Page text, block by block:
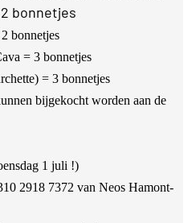
bonnetjes
bonnetjes
= 3 bonnetjes
= 3 bonnetjes
bijgekocht worden aan de
1 juli !)
2918 7372 van Neos Hamont-